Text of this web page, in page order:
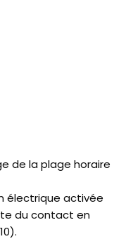
de la plage horaire
électrique activée
du contact en